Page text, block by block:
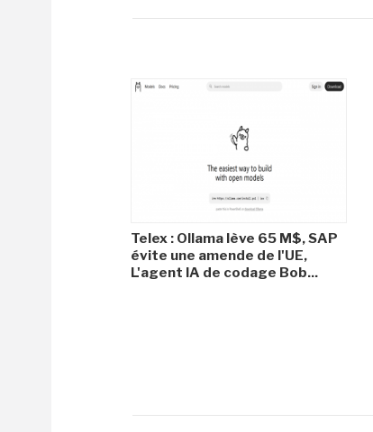
Telex : Ollama lève 65 M$, SAP
évite une amende de l'UE,
L'agent IA de codage Bob...